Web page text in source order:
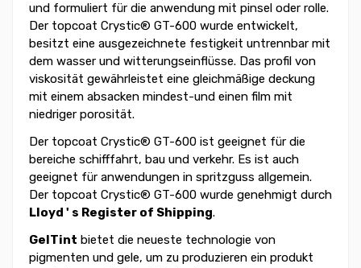
und formuliert für die anwendung mit pinsel oder rolle.
Der topcoat Crystic® GT-600 wurde entwickelt,
besitzt eine ausgezeichnete festigkeit untrennbar mit
dem wasser und witterungseinflüsse. Das profil von
viskosität gewährleistet eine gleichmäßige deckung
mit einem absacken mindest-und einen film mit
niedriger porosität.
Der topcoat Crystic® GT-600 ist geeignet für die
bereiche schifffahrt, bau und verkehr. Es ist auch
geeignet für anwendungen in spritzguss allgemein.
Der topcoat Crystic® GT-600 wurde genehmigt durch
Lloyd ' s Register of Shipping.
GelTint bietet die neueste technologie von
pigmenten und gele, um zu produzieren ein produkt